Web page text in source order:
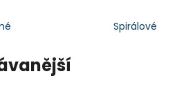
Spirálové